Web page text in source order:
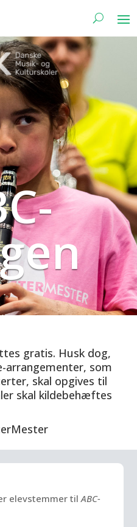
gratis. Husk dog,
arrangementer, som
skal opgives til
skal kildebehæftes
elevstemmer til ABC-